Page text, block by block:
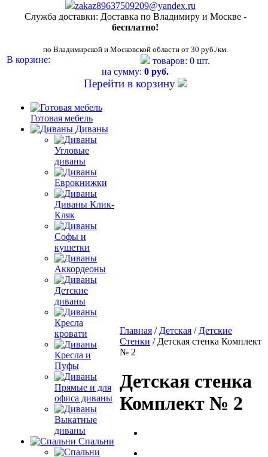
zakaz89637509209@yandex.ru
Служба доставки: Доставка по Владимиру и Москве -
бесплатно!
по Владимирской и Московской области от 30 руб./км.
В корзине:
товаров: 0 шт.
на сумму: 0 руб.
Перейти в корзину
Готовая мебель
Диваны
Угловые
диваны
Еврокнижки
Диваны Клик-
Кляк
Софы и
кушетки
Аккордеоны
Детские
диваны
Кресла
кровати
Кресла и
Пуфы
Прямые и для
офиса диваны
Выкатные
диваны
Спальни
Главная / Детская / Детские
Стенки / Детская стенка Комплект
№ 2
Детская стенка
Комплект № 2